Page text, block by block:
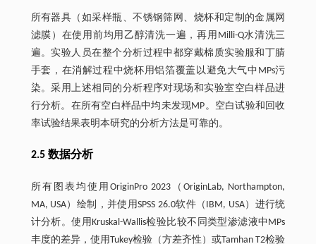
所有器具（如采样瓶、不锈钢筛网、烧杯和定制的金属网
滤膜）在使用前均用乙醇清洗一遍，再用Milli-Q水清洗三
遍。实验人员在整个分析过程中都穿戴棉质实验服和丁腈
手套，在消解过程中烧杯用铝箔覆盖以避免大气中MPs污
染。采用上述相同的分析程序对现场和实验室空白样品进
行分析。在所有空白样品中均未发现MP。空白试验和回收
率试验结果表明本研究的分析方法是可靠的。
2.5 数据分析
所有图表均使用OriginPro 2023（OriginLab, Northampton,
MA, USA）绘制，并使用SPSS 26.0软件（IBM, USA）进行统
计分析。使用Kruskal-Wallis检验比较不同类型渗滤液中MPs
丰度的差异，使用Tukey检验（方差齐性）或Tamhan T2检验